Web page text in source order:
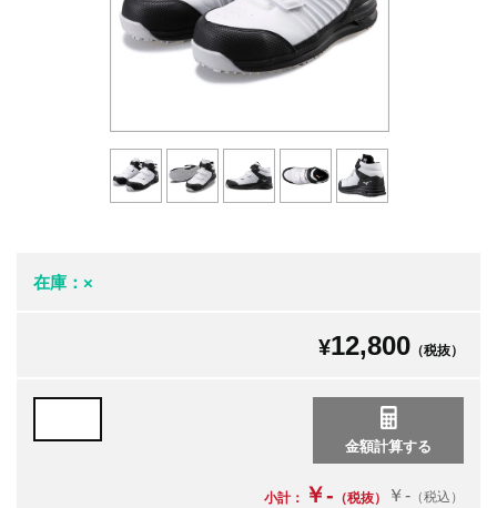
在庫：×
¥12,800 （税抜）
小計： ￥- （税抜） ￥- （税込）